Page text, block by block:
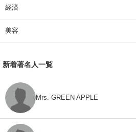
経済
美容
新着著名人一覧
Mrs. GREEN APPLE